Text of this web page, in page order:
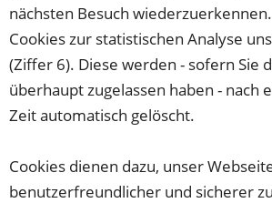
nächsten Besuch
Cookies zur statistischen Analyse
(Ziffer 6). Diese werden - sofern Sie
überhaupt zugelassen haben - nach
Zeit automatisch gelöscht.
Cookies dienen dazu, unser
benutzerfreundlicher und sicherer